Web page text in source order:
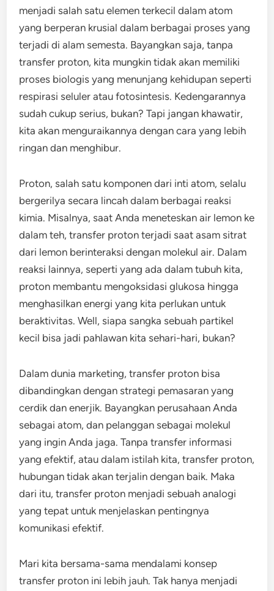
menjadi salah satu elemen terkecil dalam atom
yang berperan krusial dalam berbagai proses yang
terjadi di alam semesta. Bayangkan saja, tanpa
transfer proton, kita mungkin tidak akan memiliki
proses biologis yang menunjang kehidupan seperti
respirasi seluler atau fotosintesis. Kedengarannya
sudah cukup serius, bukan? Tapi jangan khawatir,
kita akan menguraikannya dengan cara yang lebih
ringan dan menghibur.
Proton, salah satu komponen dari inti atom, selalu
bergerilya secara lincah dalam berbagai reaksi
kimia. Misalnya, saat Anda meneteskan air lemon ke
dalam teh, transfer proton terjadi saat asam sitrat
dari lemon berinteraksi dengan molekul air. Dalam
reaksi lainnya, seperti yang ada dalam tubuh kita,
proton membantu mengoksidasi glukosa hingga
menghasilkan energi yang kita perlukan untuk
beraktivitas. Well, siapa sangka sebuah partikel
kecil bisa jadi pahlawan kita sehari-hari, bukan?
Dalam dunia marketing, transfer proton bisa
dibandingkan dengan strategi pemasaran yang
cerdik dan enerjik. Bayangkan perusahaan Anda
sebagai atom, dan pelanggan sebagai molekul
yang ingin Anda jaga. Tanpa transfer informasi
yang efektif, atau dalam istilah kita, transfer proton,
hubungan tidak akan terjalin dengan baik. Maka
dari itu, transfer proton menjadi sebuah analogi
yang tepat untuk menjelaskan pentingnya
komunikasi efektif.
Mari kita bersama-sama mendalami konsep
transfer proton ini lebih jauh. Tak hanya menjadi